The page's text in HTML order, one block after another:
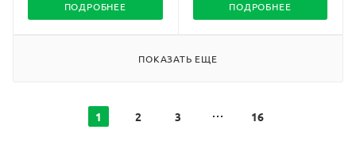
ПОДРОБНЕЕ ПОДРОБНЕЕ
ПОКАЗАТЬ ЕЩЕ
1 2 3 16